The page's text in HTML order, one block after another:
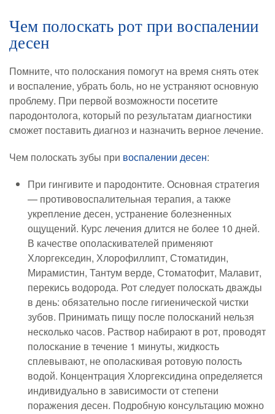
Чем полоскать рот при воспалении
десен
Помните, что полоскания помогут на время снять отек
и воспаление, убрать боль, но не устраняют основную
проблему. При первой возможности посетите
пародонтолога, который по результатам диагностики
сможет поставить диагноз и назначить верное лечение.
Чем полоскать зубы при воспалении десен:
При гингивите и пародонтите. Основная стратегия
— противовоспалительная терапия, а также
укрепление десен, устранение болезненных
ощущений. Курс лечения длится не более 10 дней.
В качестве ополаскивателей применяют
Хлоргекседин, Хлорофиллипт, Стоматидин,
Мирамистин, Тантум верде, Стоматофит, Малавит,
перекись водорода. Рот следует полоскать дважды
в день: обязательно после гигиенической чистки
зубов. Принимать пищу после полосканий нельзя
несколько часов. Раствор набирают в рот, проводят
полоскание в течение 1 минуты, жидкость
сплевывают, не ополаскивая ротовую полость
водой. Концентрация Хлоргексидина определяется
индивидуально в зависимости от степени
поражения десен. Подробную консультацию можно